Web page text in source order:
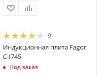
9
Индукционная плита Fagor
C-I745
Под заказ